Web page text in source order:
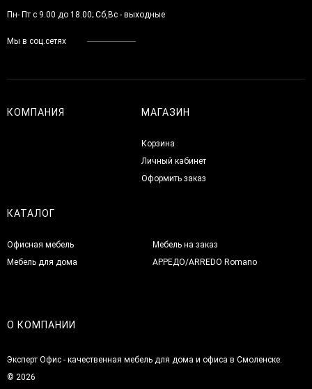
Пн- Пт с 9.00 до 18.00; Сб,Вс - выходные
Мы в соц.сетях
КОМПАНИЯ МАГАЗИН
Корзина
Личный кабинет
Оформить заказ
КАТАЛОГ
Офисная мебель
Мебель для дома
Мебель на заказ
АРРЕДО/ARREDO Romano
О КОМПАНИИ
Эксперт Офис - качественная мебель для дома и офиса в Смоленске.
© 2026